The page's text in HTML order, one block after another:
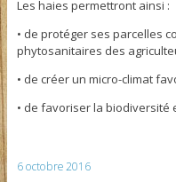
Les haies permettront ainsi :
• de protéger ses parcelles
phytosanitaires des
• de créer un micro-climat
• de favoriser la biodiversité
6 octobre 2016